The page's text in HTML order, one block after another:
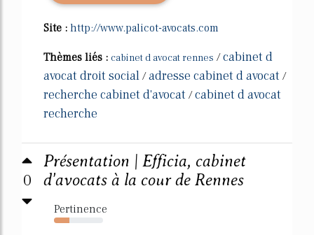
Site : http://www.palicot-avocats.com
Thèmes liés : cabinet d avocat rennes /cabinet d
avocat droit social /adresse cabinet d avocat /
recherche cabinet d'avocat /cabinet d avocat
recherche
0
Présentation | Efficia, cabinet
d'avocats à la cour de Rennes
Pertinence
31%